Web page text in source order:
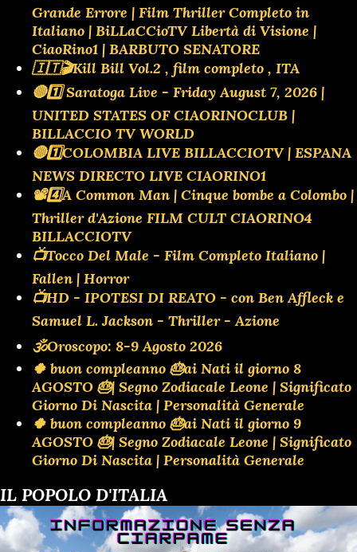
Grande Errore | Film Thriller Completo in
Italiano | BiLLaCCioTV Libertà di Visione |
CiaoRino1 | BARBUTO SENATORE
🇮🇹🎬Kill Bill Vol.2 , film completo , ITA
🔴1️⃣ Saratoga Live - Friday August 7, 2026 |
UNITED STATES OF CIAORINOCLUB |
BILLACCIO TV WORLD
🔴1️⃣COLOMBIA LIVE BILLACCIOTV | ESPANA
NEWS DIRECTO LIVE CIAORINO1
📽️4️⃣A Common Man | Cinque bombe a Colombo |
Thriller d'Azione FILM CULT CIAORINO4
BILLACCIOTV
📺Tocco Del Male - Film Completo Italiano |
Fallen | Horror
📺HD - IPOTESI DI REATO - con Ben Affleck e
Samuel L. Jackson - Thriller - Azione
🕉Oroscopo: 8-9 Agosto 2026
🍀 buon compleanno 🎂ai Nati il giorno 8
AGOSTO 🎂| Segno Zodiacale Leone | Significato
Giorno Di Nascita | Personalità Generale
🍀 buon compleanno 🎂ai Nati il giorno 9
AGOSTO 🎂| Segno Zodiacale Leone | Significato
Giorno Di Nascita | Personalità Generale
IL POPOLO D'ITALIA